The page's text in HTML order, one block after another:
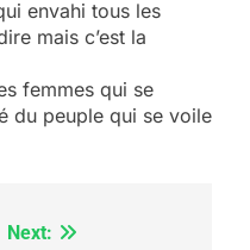
envahi tous les
mais c’est la
femmes qui se
du peuple qui se voile
Next:
selon le
par Thérèse